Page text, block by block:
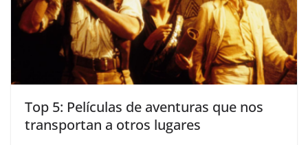
Top 5: Películas de aventuras que nos
transportan a otros lugares